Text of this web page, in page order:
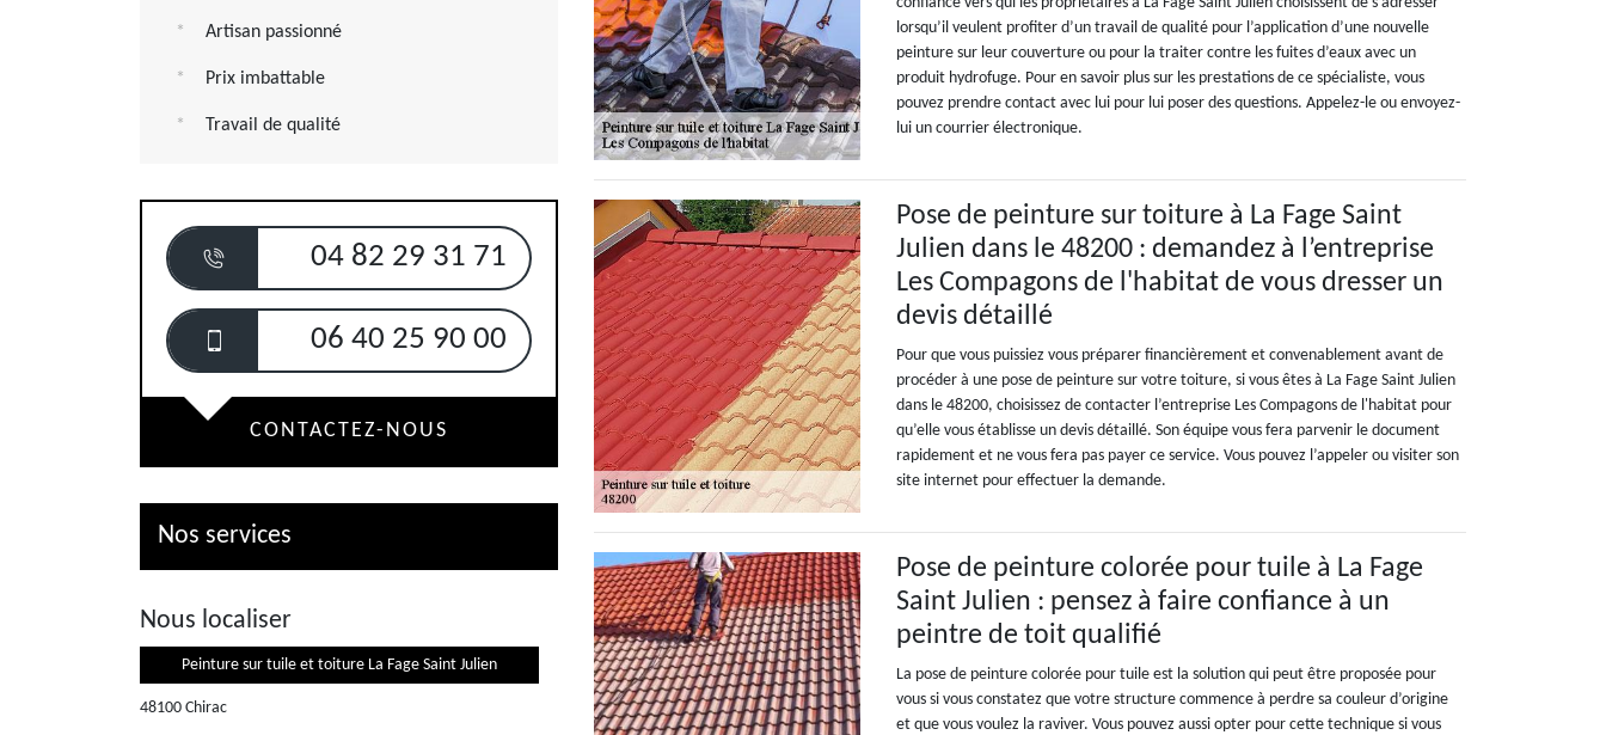
Artisan passionné
Prix imbattable
Travail de qualité
04 82 29 31 71
06 40 25 90 00
CONTACTEZ-NOUS
Nos services
Nous localiser
Peinture sur tuile et toiture La Fage Saint Julien
48100 Chirac
lorsqu’il veulent profiter d’un travail de qualité pour l’application d’une nouvelle
peinture sur leur couverture ou pour la traiter contre les fuites d’eaux avec un
produit hydrofuge. Pour en savoir plus sur les prestations de ce spécialiste, vous
pouvez prendre contact avec lui pour lui poser des questions. Appelez-le ou envoyez-
lui un courrier électronique.
Pose de peinture sur toiture à La Fage Saint
Julien dans le 48200 : demandez à l’entreprise
Les Compagons de l'habitat de vous dresser un
devis détaillé
Pour que vous puissiez vous préparer financièrement et convenablement avant de
procéder à une pose de peinture sur votre toiture, si vous êtes à La Fage Saint Julien
dans le 48200, choisissez de contacter l’entreprise Les Compagons de l'habitat pour
qu’elle vous établisse un devis détaillé. Son équipe vous fera parvenir le document
rapidement et ne vous fera pas payer ce service. Vous pouvez l’appeler ou visiter son
site internet pour effectuer la demande.
Pose de peinture colorée pour tuile à La Fage
Saint Julien : pensez à faire confiance à un
peintre de toit qualifié
La pose de peinture colorée pour tuile est la solution qui peut être proposée pour
vous si vous constatez que votre structure commence à perdre sa couleur d’origine
et que vous voulez la raviver. Vous pouvez aussi opter pour cette technique si vous